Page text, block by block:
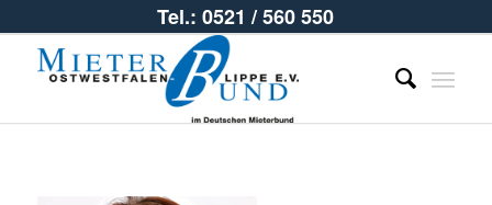
Tel.: 0521 / 560 550